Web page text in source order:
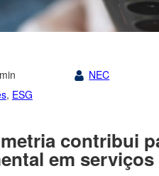
NEC
, ESG
contribui
em